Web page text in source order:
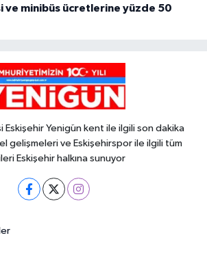
ve minibüs ücretlerine yüzde 50
Eskişehir Yenigün kent ile ilgili son dakika
gelişmeleri ve Eskişehirspor ile ilgili tüm
Eskişehir halkına sunuyor